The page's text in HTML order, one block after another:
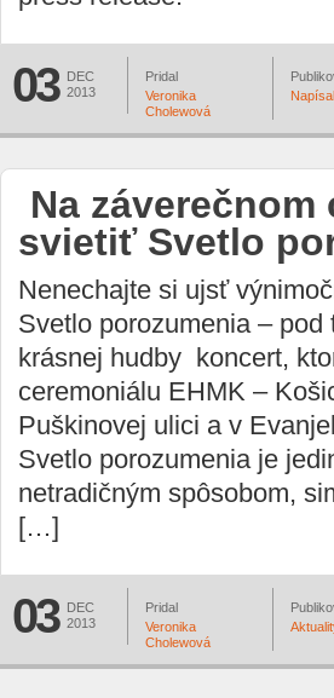
03
DEC
2013
Pridal
Veronika
Cholewová
Na
svietiť Svetlo
Nenechajte si ujsť
Svetlo porozumenia –
krásnej hudby koncert,
ceremoniálu EHMK –
Puškinovej ulici a v
Svetlo porozumenia je
netradičným spôsobom,
[…]
03
DEC
2013
Pridal
Veronika
Cholewová